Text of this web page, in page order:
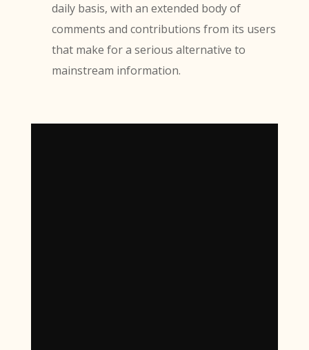
daily basis, with an extended body of
comments and contributions from its users
that make for a serious alternative to
mainstream information.